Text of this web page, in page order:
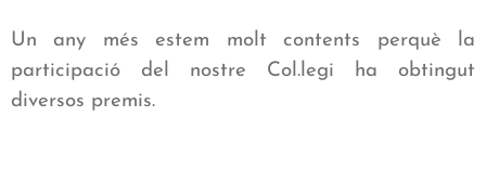
Un any més estem molt contents perquè la
participació del nostre Col.legi ha obtingut
diversos premis.